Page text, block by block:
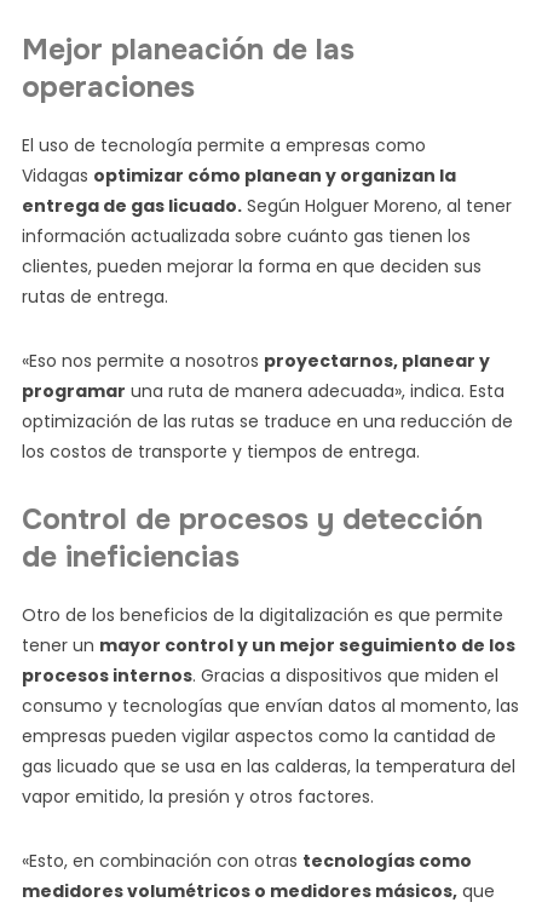
Mejor planeación de las
operaciones
El uso de tecnología permite a empresas como
Vidagas optimizar cómo planean y organizan la
entrega de gas licuado.Según Holguer Moreno, al tener
información actualizada sobre cuánto gas tienen los
clientes, pueden mejorar la forma en que deciden sus
rutas de entrega.
«Eso nos permite a nosotros proyectarnos, planear y
programar una ruta de manera adecuada», indica. Esta
optimización de las rutas se traduce en una reducción de
los costos de transporte y tiempos de entrega.
Control de procesos y detección
de ineficiencias
Otro de los beneficios de la digitalización es que permite
tener un mayor control y un mejor seguimiento de los
procesos internos. Gracias a dispositivos que miden el
consumo y tecnologías que envían datos al momento, las
empresas pueden vigilar aspectos como la cantidad de
gas licuado que se usa en las calderas, la temperatura del
vapor emitido, la presión y otros factores.
«Esto, en combinación con otras tecnologías como
medidores volumétricos o medidores másicos,que